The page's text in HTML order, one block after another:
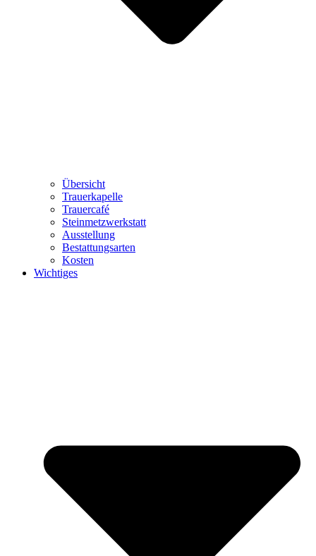
Übersicht
Trauerkapelle
Trauercafé
Steinmetzwerkstatt
Ausstellung
Bestattungsarten
Kosten
Wichtiges